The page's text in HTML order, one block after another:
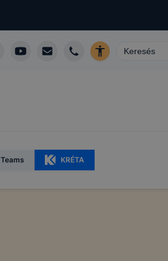
Teams KRÉTA